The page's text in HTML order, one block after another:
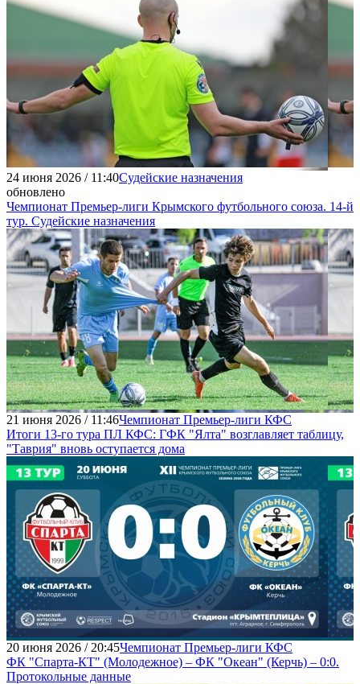
24 июня 2026 / 11:40Судейские назначения
обновлено
Чемпионат Премьер-лиги Крымского футбольного союза. 14-й
тур. Судейские назначения
21 июня 2026 / 11:46Чемпионат Премьер-лиги КФС
Итоги 13-го тура ПЛ КФС: ГФК "Ялта" возглавляет таблицу,
"Таврия" вновь оступается дома
20 июня 2026 / 20:45Чемпионат Премьер-лиги КФС
ФК "Спарта-КТ" (Молодежное) – ФК "Океан" (Керчь) – 0:0.
Протокольные данные